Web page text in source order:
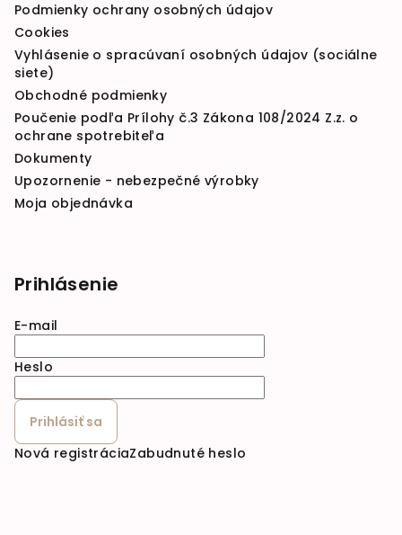
Podmienky ochrany osobných údajov
Cookies
Vyhlásenie o spracúvaní osobných údajov (sociálne
siete)
Obchodné podmienky
Poučenie podľa Prílohy č.3 Zákona 108/2024 Z.z. o
ochrane spotrebiteľa
Dokumenty
Upozornenie - nebezpečné výrobky
Moja objednávka
Prihlásenie
E-mail
Heslo
Prihlásiť sa
Nová registráciaZabudnuté heslo